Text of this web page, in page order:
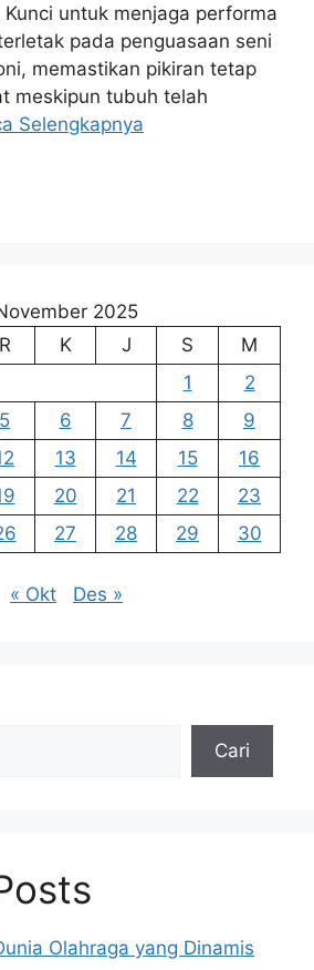
untuk menjaga performa
pada penguasaan seni
memastikan pikiran tetap
meskipun tubuh telah
Selengkapnya
2025
R K J S
M
1
2
5 6 7 8
9
13 14 15
16
20 21 22
23
27 28 29 30
« Okt Des »
Cari
Olahraga yang Dinamis